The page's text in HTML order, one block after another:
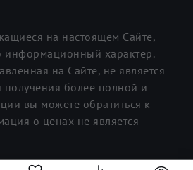
на настоящем Сайте,
информационный характер.
на Сайте, не является
более полной и
вы можете обратиться к
о ценах не является